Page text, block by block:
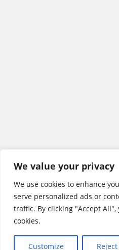
We value your privacy
We use cookies to enhance
serve personalized ads or
traffic. By clicking "Accept
cookies.
Customize